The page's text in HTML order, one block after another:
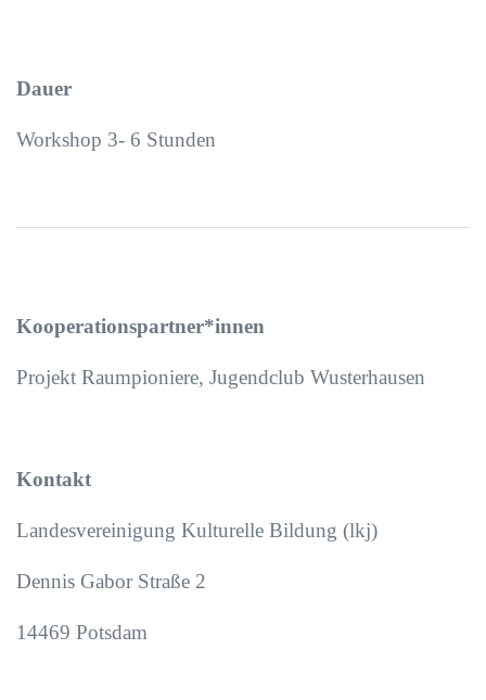
Dauer
Workshop 3- 6 Stunden
Kooperationspartner*innen
Projekt Raumpioniere, Jugendclub Wusterhausen
Kontakt
Landesvereinigung Kulturelle Bildung (lkj)
Dennis Gabor Straße 2
14469 Potsdam